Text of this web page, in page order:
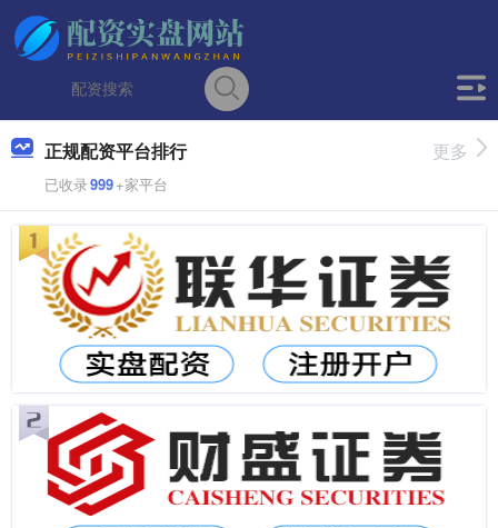
正规配资平台排行
已收录999+家平台
更多